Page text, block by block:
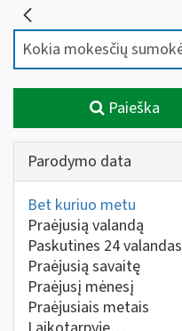
Paieška
Parodymo data
Bet kuriuo metu
Praėjusią valandą
Paskutines 24 valandas
Praėjusią savaitę
Praėjusį mėnesį
Praėjusiais metais